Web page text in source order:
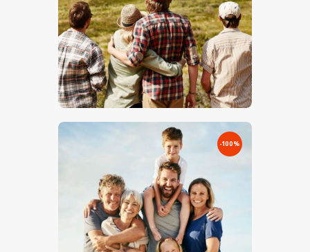
€5.00 €0.00
-100%